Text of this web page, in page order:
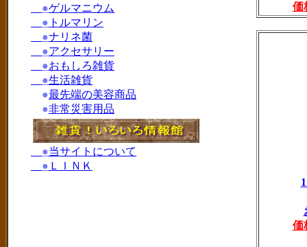
価
価
●ゲルマニウム
● トルマリン
●ナリネ菌
●アクセサリー
●おもしろ雑貨
●生活雑貨
●最先端の美容商品
●非常災害用品
●当サイトについて
● ＬＩＮＫ